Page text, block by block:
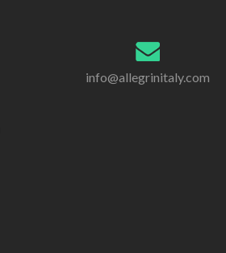
info@allegrinitaly.com